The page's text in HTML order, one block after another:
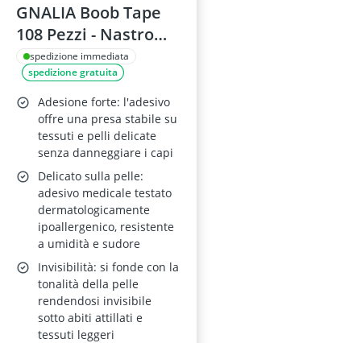
GNALIA Boob Tape
108 Pezzi - Nastro
Biadesivo
Trasparente 8.5 cm x
1.2 cm, Push-Up per
Abiti e Vestiti, Seno
Invisibile
spedizione immediata
spedizione gratuita
Adesione forte: l'adesivo
offre una presa stabile su
tessuti e pelli delicate
senza danneggiare i capi
Delicato sulla pelle:
adesivo medicale testato
dermatologicamente
ipoallergenico, resistente
a umidità e sudore
Invisibilità: si fonde con la
tonalità della pelle
rendendosi invisibile
sotto abiti attillati e
tessuti leggeri